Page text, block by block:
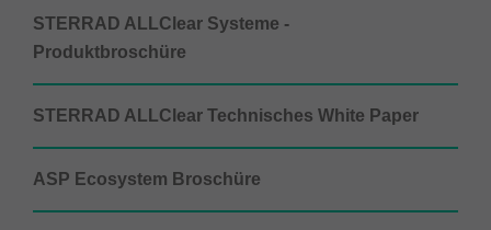
STERRAD ALLClear Systeme -
Produktbroschüre
STERRAD ALLClear Technisches White Paper
ASP Ecosystem Broschüre